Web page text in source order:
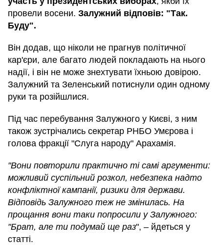
провели восени. Залужний відповів: "Так.
Буду".
Він додав, що ніколи не прагнув політичної
кар'єри, але багато людей покладають на нього
надії, і він не може знехтувати їхньою довірою.
Залужний та Зеленський потиснули один одному
руки та розійшлися.
Під час перебування Залужного у Києві, з ним
також зустрічались секретар РНБО Умєрова і
голова фракції "Слуга народу" Арахамія.
"Вони повторили практично ті самі аргументи:
можливий суспільний розкол, небезпека надто
конфліктної кампанії, ризики для держави.
Відповідь Залужного теж не змінилась. На
прощання вони таки попросили у Залужного:
"Брат, але ти подумай ще раз", – йдеться у
статті.